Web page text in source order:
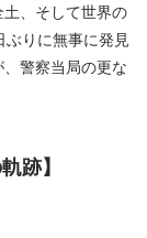
、そして世界の
ぶりに無事に発見
警察当局の更な
跡】